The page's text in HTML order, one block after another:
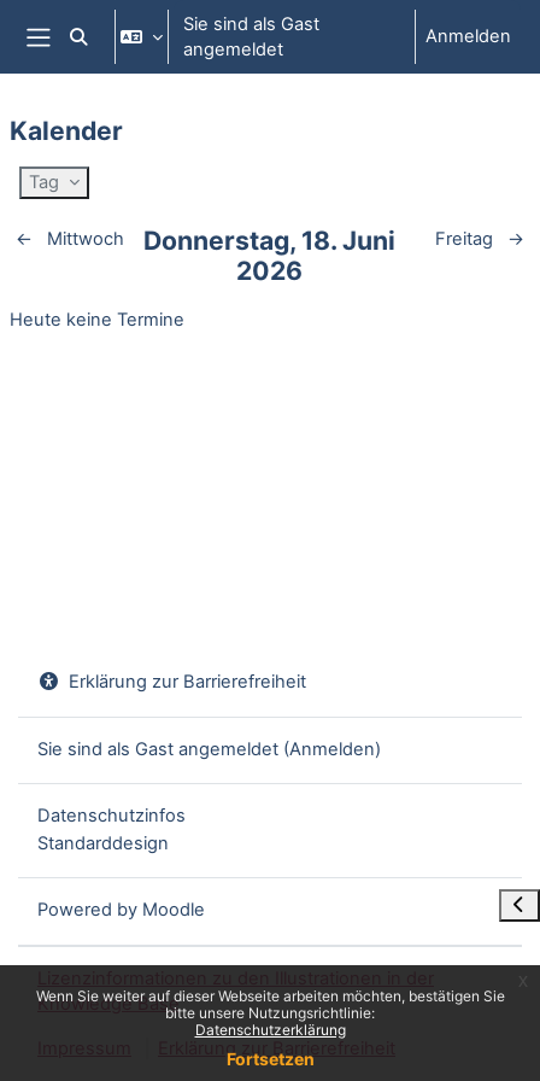
Zum Hauptinhalt
Wenn Sie weiter auf dieser Webseite arbeiten möchten, bestätigen Sie
bitte unsere Nutzungsrichtlinie:
Datenschutzerklärung
Fortsetzen
Website-Übersicht
Sucheingabe umschalten
Sie sind als Gast
angemeldet
Anmelden
Kalender
Tag
← Mittwoch
Donnerstag, 18. Juni
2026
Freitag →
Heute keine Termine
Erklärung zur Barrierefreiheit
Sie sind als Gast angemeldet (Anmelden)
Datenschutzinfos
Standarddesign
Powered by Moodle
Knowledge Base
Erklärung zur Barrierefreiheit